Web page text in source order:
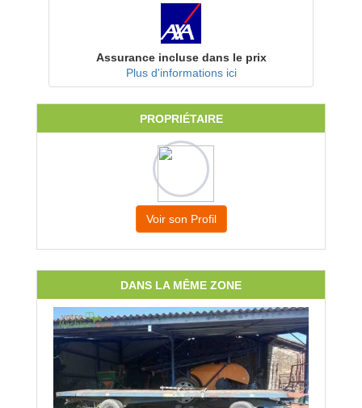
Assurance incluse dans le prix
Plus d'informations ici
PROPRIÉTAIRE
Voir son Profil
DANS LA MÊME ZONE